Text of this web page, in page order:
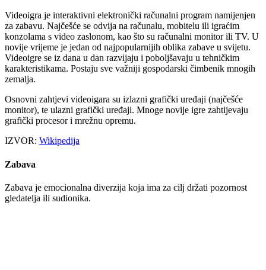
Videoigra je interaktivni elektronički računalni program namijenjen
za zabavu. Najčešće se odvija na računalu, mobitelu ili igraćim
konzolama s video zaslonom, kao što su računalni monitor ili TV. U
novije vrijeme je jedan od najpopularnijih oblika zabave u svijetu.
Videoigre se iz dana u dan razvijaju i poboljšavaju u tehničkim
karakteristikama. Postaju sve važniji gospodarski čimbenik mnogih
zemalja.
Osnovni zahtjevi videoigara su izlazni grafički uređaji (najčešće
monitor), te ulazni grafički uređaji. Mnoge novije igre zahtijevaju
grafički procesor i mrežnu opremu.
IZVOR: Wikipedija
Zabava
Zabava je emocionalna diverzija koja ima za cilj držati pozornost
gledatelja ili sudionika.